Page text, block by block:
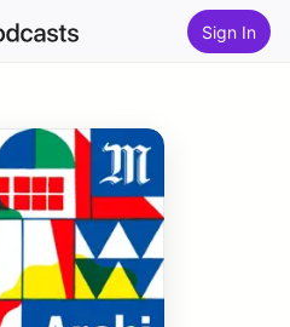
Sign In